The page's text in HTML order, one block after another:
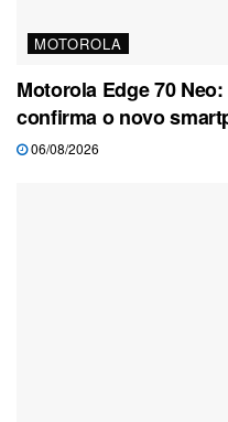
MOTOROLA
Motorola Edge 70
confirma o novo
06/08/2026